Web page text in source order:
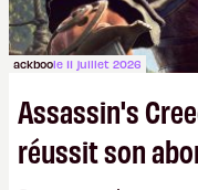
ackboole 11 juillet 2026
Assassin's
réussit son